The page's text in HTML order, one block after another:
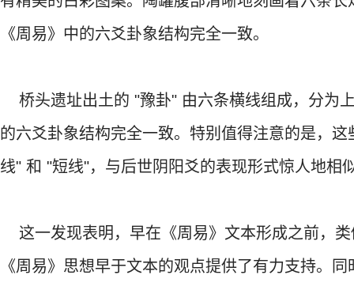
《周易》中的六爻卦象结构完全一致。
桥头遗址出土的 "豫卦" 由六条横线组成，分为
的六爻卦象结构完全一致。特别值得注意的是，
线" 和 "短线"，与后世阴阳爻的表现形式惊人地相
这一发现表明，早在《周易》文本形成之前，
《周易》思想早于文本的观点提供了有力支持。